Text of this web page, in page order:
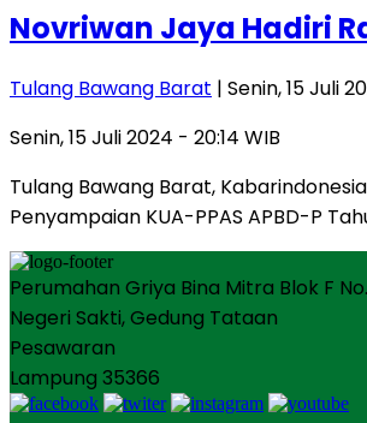
Novriwan Jaya Hadiri
Tulang Bawang Barat | Senin, 15 Juli
Senin, 15 Juli 2024 - 20:14 WIB
Tulang Bawang Barat,
Penyampaian KUA-PPAS APBD-P
Perumahan Griya Bina Mitra Blok F
Negeri Sakti, Gedung Tataan
Pesawaran
Lampung 35366